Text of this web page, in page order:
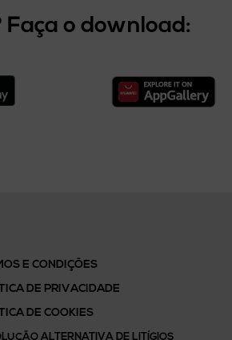
o download:
E CONDIÇÕES
DE PRIVACIDADE
DE COOKIES
ALTERNATIVA DE LITÍGIOS